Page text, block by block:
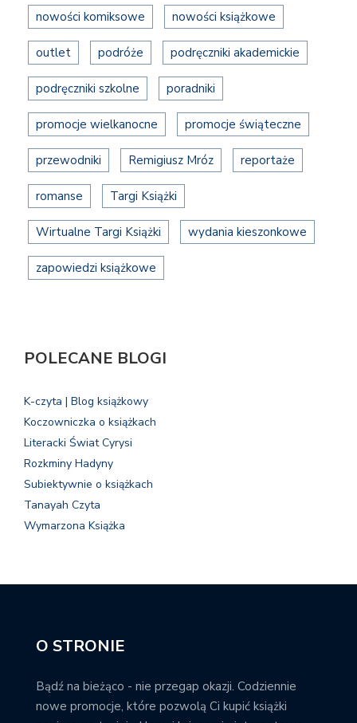
nowości komiksowe nowości książkowe
outlet podróże podręczniki akademickie
podręczniki szkolne poradniki
promocje wielkanocne promocje świąteczne
przewodniki Remigiusz Mróz reportaże
romanse Targi Książki
Wirtualne Targi Książki wydania kieszonkowe
zapowiedzi książkowe
POLECANE BLOGI
K-czyta | Blog książkowy
Koczowniczka o książkach
Literacki Świat Cyrysi
Rozkminy Hadyny
Subiektywnie o książkach
Tanayah Czyta
Wymarzona Książka
O STRONIE
Bądź na bieżąco - nie przegap okazji. Codziennie
nowe promocje, które pozwolą Ci kupić książki